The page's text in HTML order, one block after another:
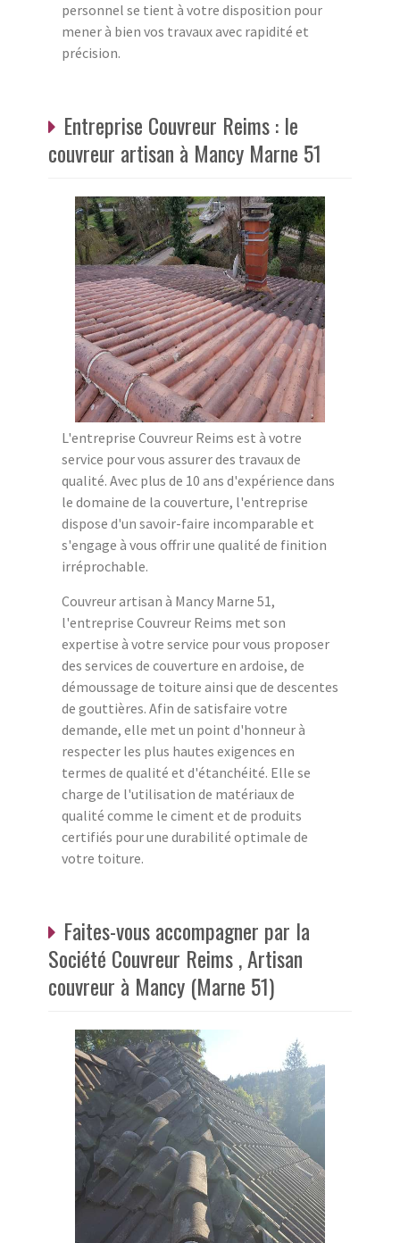
personnel se tient à votre disposition pour
mener à bien vos travaux avec rapidité et
précision.
Entreprise Couvreur Reims : le
couvreur artisan à Mancy Marne 51
L'entreprise Couvreur Reims est à votre
service pour vous assurer des travaux de
qualité. Avec plus de 10 ans d'expérience dans
le domaine de la couverture, l'entreprise
dispose d'un savoir-faire incomparable et
s'engage à vous offrir une qualité de finition
irréprochable.
Couvreur artisan à Mancy Marne 51,
l'entreprise Couvreur Reims met son
expertise à votre service pour vous proposer
des services de couverture en ardoise, de
démoussage de toiture ainsi que de descentes
de gouttières. Afin de satisfaire votre
demande, elle met un point d'honneur à
respecter les plus hautes exigences en
termes de qualité et d'étanchéité. Elle se
charge de l'utilisation de matériaux de
qualité comme le ciment et de produits
certifiés pour une durabilité optimale de
votre toiture.
Faites-vous accompagner par la
Société Couvreur Reims , Artisan
couvreur à Mancy (Marne 51)